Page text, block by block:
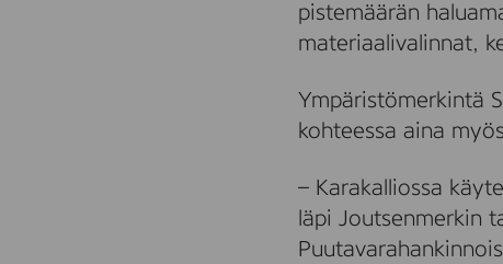
pistemäärän
materiaalivalinnat,
Ympäristömerkintä
kohteessa aina
– Karakalliossa
läpi Joutsenmerkin